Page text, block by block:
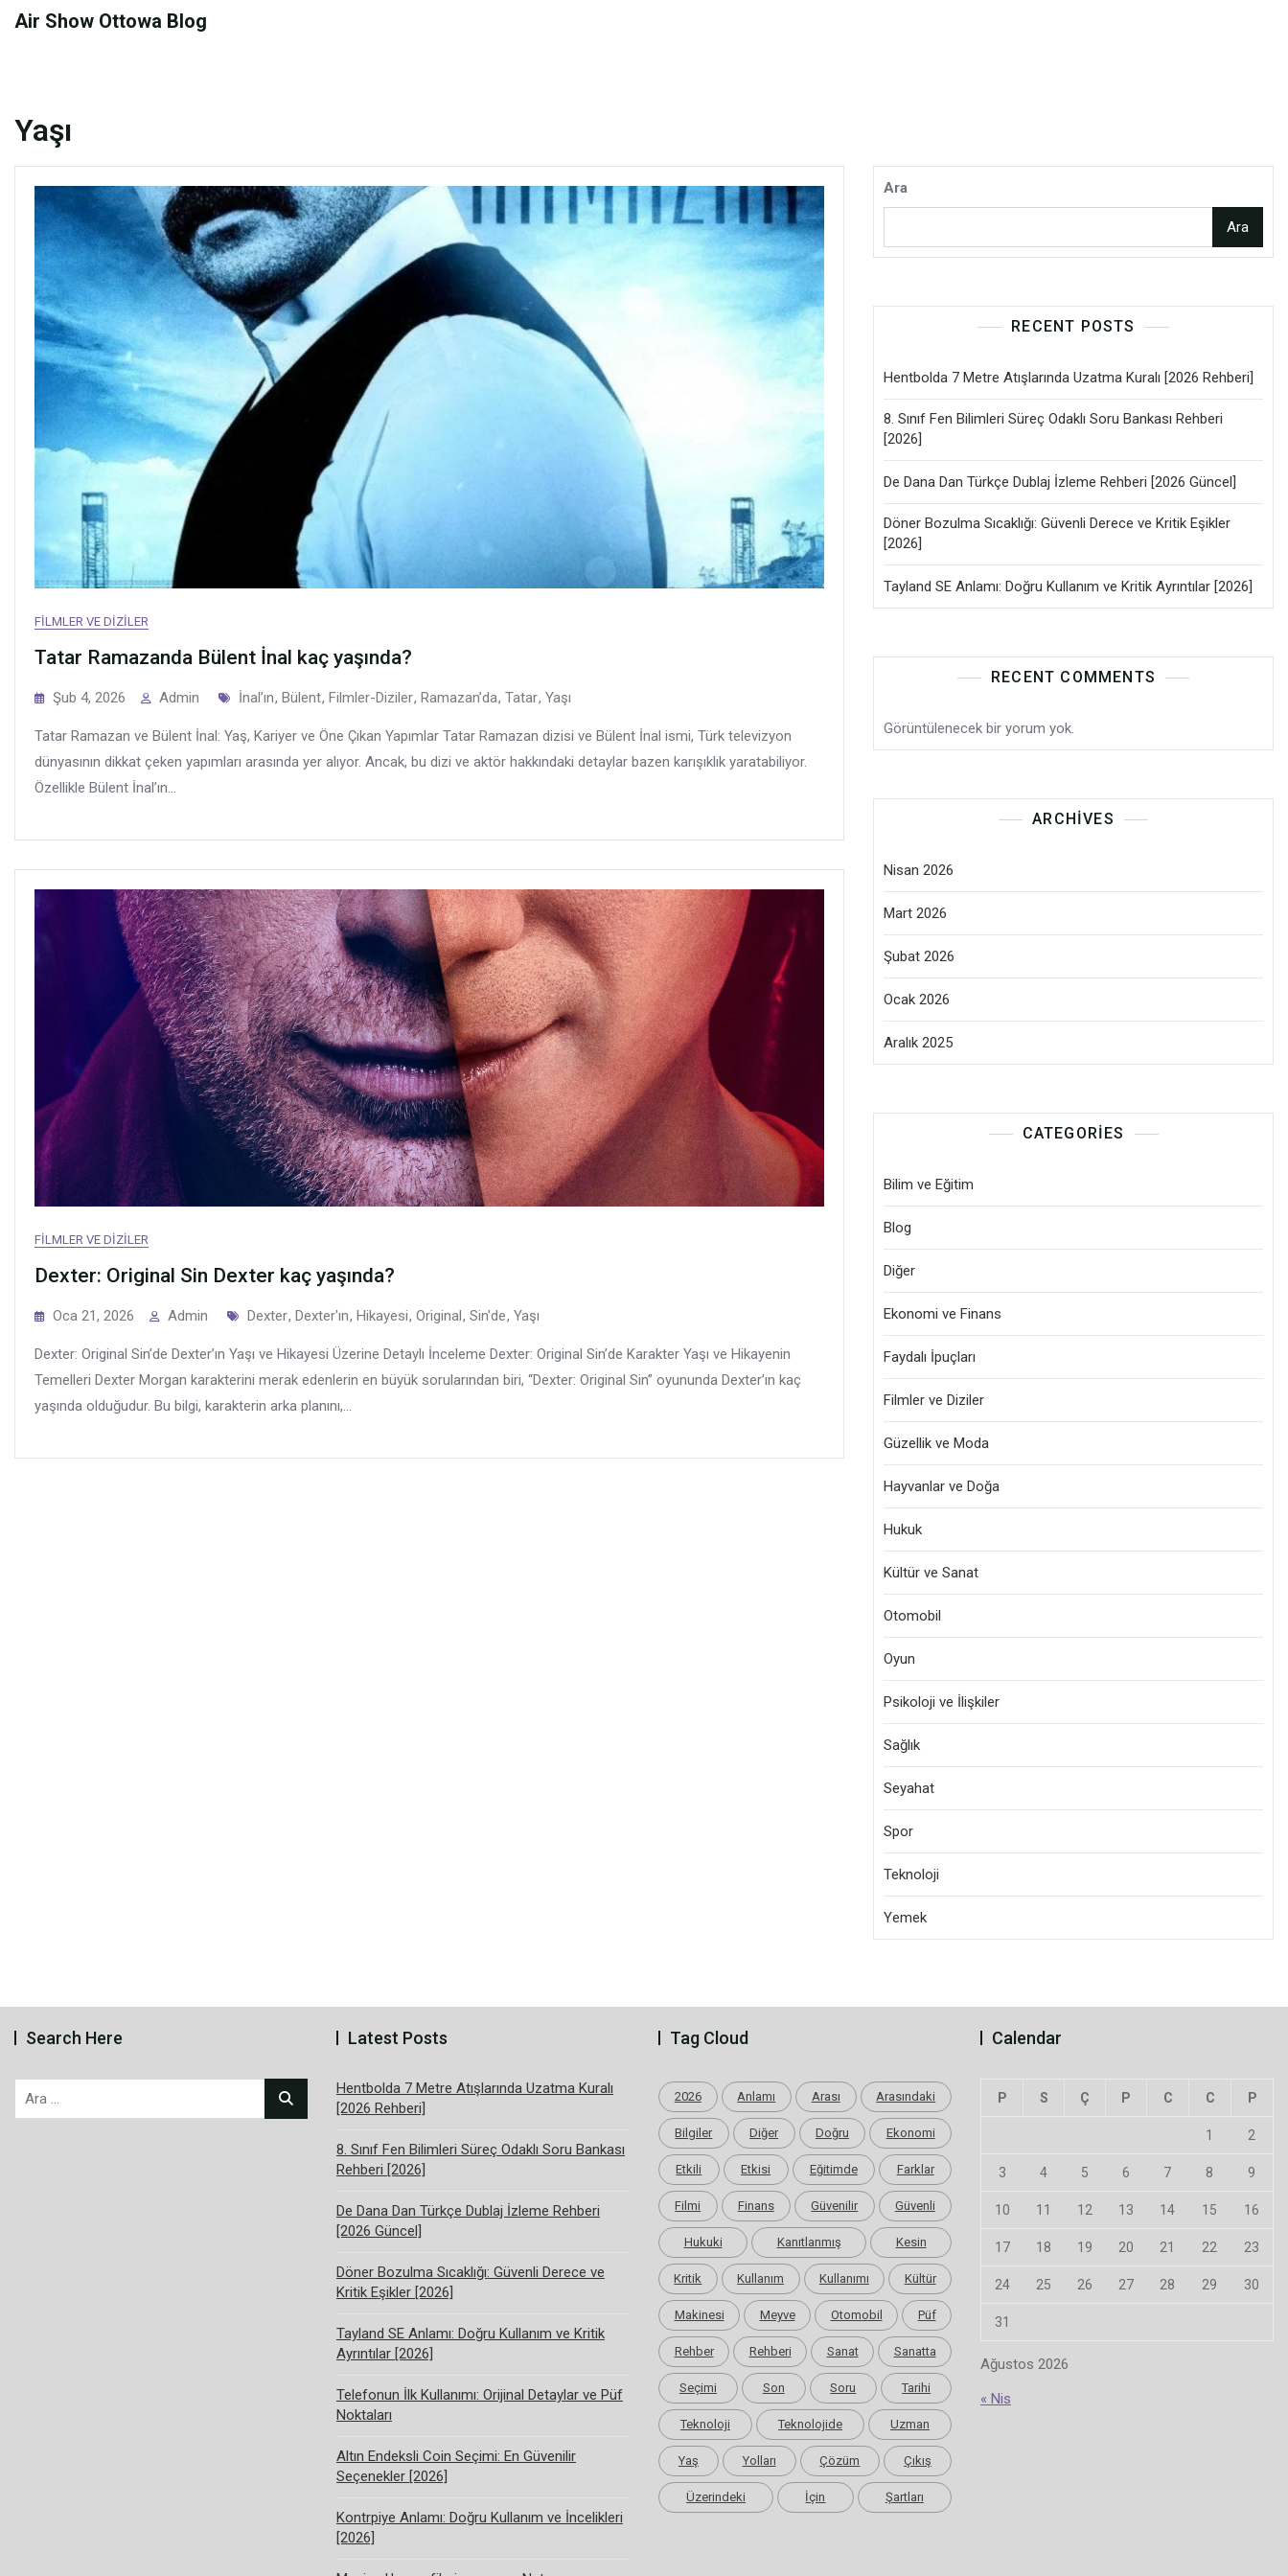
SkipAir Show Ottowa Blog
Yaşı
FILMLER VE DIZILER
Tatar Ramazanda Bülent İnal kaç yaşında?
Şub 4, 2026 Admin Tags
İnal’ın, Bülent, Filmler-Diziler, Ramazan’da, Tatar, Yaşı
Tatar Ramazan ve Bülent İnal: Yaş, Kariyer ve Öne Çıkan Yapımlar Tatar Ramazan dizisi ve Bülent İnal ismi, Türk televizyon
dünyasının dikkat çeken yapımları arasında yer alıyor. Ancak, bu dizi ve aktör hakkındaki detaylar bazen karışıklık yaratabiliyor.
Özellikle Bülent İnal’ın...
FILMLER VE DIZILER
Dexter: Original Sin Dexter kaç yaşında?
Oca 21, 2026 Admin Tags
Dexter, Dexter'ın, Hikayesi, Original, Sin'de, Yaşı
Dexter: Original Sin’de Dexter’ın Yaşı ve Hikayesi Üzerine Detaylı İnceleme Dexter: Original Sin’de Karakter Yaşı ve Hikayenin
Temelleri Dexter Morgan karakterini merak edenlerin en büyük sorularından biri, “Dexter: Original Sin” oyununda Dexter’ın kaç
yaşında olduğudur. Bu bilgi, karakterin arka planını,...
Ara
Ara
RECENT POSTS
Hentbolda 7 Metre Atışlarında Uzatma Kuralı [2026 Rehberi]
8. Sınıf Fen Bilimleri Süreç Odaklı Soru Bankası Rehberi
[2026]
De Dana Dan Türkçe Dublaj İzleme Rehberi [2026 Güncel]
Döner Bozulma Sıcaklığı: Güvenli Derece ve Kritik Eşikler
[2026]
Tayland SE Anlamı: Doğru Kullanım ve Kritik Ayrıntılar [2026]
RECENT COMMENTS
Görüntülenecek bir yorum yok.
ARCHIVES
Nisan 2026
Mart 2026
Şubat 2026
Ocak 2026
Aralık 2025
CATEGORIES
Bilim ve Eğitim
Blog
Diğer
Ekonomi ve Finans
Faydalı İpuçları
Filmler ve Diziler
Güzellik ve Moda
Hayvanlar ve Doğa
Hukuk
Kültür ve Sanat
Otomobil
Oyun
Psikoloji ve İlişkiler
Sağlık
Seyahat
Spor
Teknoloji
Yemek
Search Here
Arama:
Latest Posts
Hentbolda 7 Metre Atışlarında Uzatma Kuralı
[2026 Rehberi]
8. Sınıf Fen Bilimleri Süreç Odaklı Soru Bankası
Rehberi [2026]
De Dana Dan Türkçe Dublaj İzleme Rehberi
[2026 Güncel]
Döner Bozulma Sıcaklığı: Güvenli Derece ve
Kritik Eşikler [2026]
Tayland SE Anlamı: Doğru Kullanım ve Kritik
Ayrıntılar [2026]
Telefonun İlk Kullanımı: Orijinal Detaylar ve Püf
Noktaları
Altın Endeksli Coin Seçimi: En Güvenilir
Seçenekler [2026]
Kontrpiye Anlamı: Doğru Kullanım ve İncelikleri
[2026]
Tag Cloud
2026 Anlamı Arası Arasındaki
Bilgiler Diğer Doğru Ekonomi
Etkili Etkisi Eğitimde Farklar
Filmi Finans Güvenilir Güvenli
Hukuki Kanıtlanmış Kesin
Kritik Kullanım Kullanımı Kültür
Makinesi Meyve Otomobil Püf
Rehber Rehberi Sanat Sanatta
Seçimi Son Soru Tarihi
Teknoloji Teknolojide Uzman
Yaş Yolları Çözüm Çıkış
Üzerindeki İçin Şartları
Calendar
Ağustos 2026
P S Ç P C C P
1 2
3 4 5 6 7 8 9
10 11 12 13 14 15 16
17 18 19 20 21 22 23
24 25 26 27 28 29 30
31
« Nis